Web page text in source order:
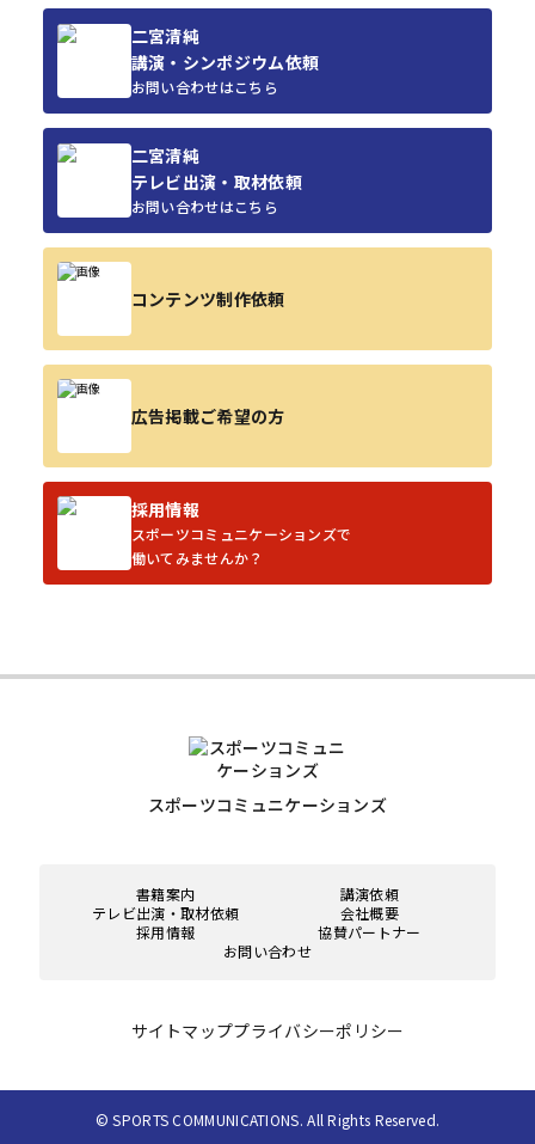
二宮清純
講演・シンポジウム依頼
お問い合わせはこちら
二宮清純
テレビ出演・取材依頼
お問い合わせはこちら
コンテンツ制作依頼
広告掲載ご希望の方
採用情報
スポーツコミュニケーションズで
働いてみませんか？
スポーツコミュニケーションズ
書籍案内
講演依頼
テレビ出演・取材依頼
会社概要
採用情報
協賛パートナー
お問い合わせ
サイトマッププライバシーポリシー
© SPORTS COMMUNICATIONS. All Rights Reserved.